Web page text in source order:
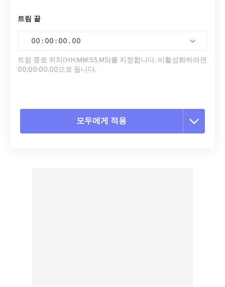
트림 끝
00 : 00 : 00 . 00
트림 종료 위치(HH:MM:SS.MS)를 지정합니다. 비활성화하려면
00:00:00.00으로 둡니다.
모두에게 적용